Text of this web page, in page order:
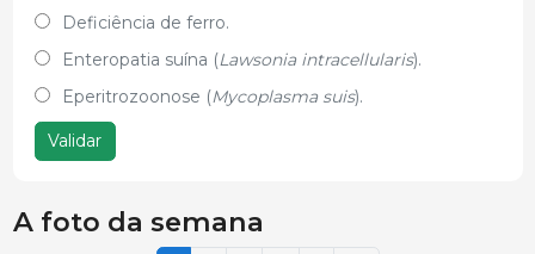
Deficiência de ferro.
Enteropatia suína (Lawsonia intracellularis).
Eperitrozoonose (Mycoplasma suis).
Validar
A foto da semana